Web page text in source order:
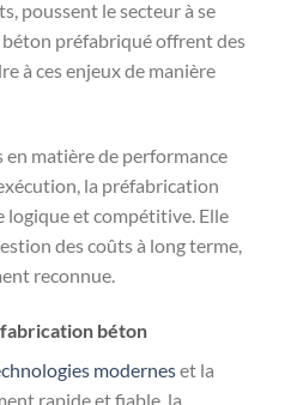
poussent le secteur à se
béton préfabriqué offrent des
à ces enjeux de manière
en matière de performance
la préfabrication
logique et compétitive. Elle
des coûts à long terme,
reconnue.
béton
moderneset la
rapide et fiable, la